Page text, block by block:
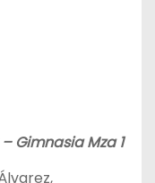
Gimnasia Mza 1